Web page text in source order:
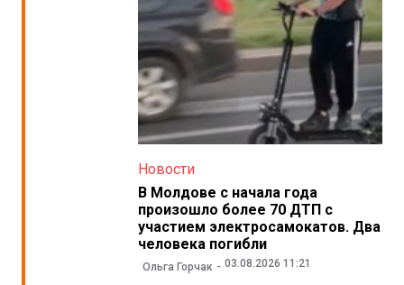
Новости
В Молдове с начала года
произошло более 70 ДТП с
участием электросамокатов. Два
человека погибли
Ольга Горчак 03.08.2026 11:21